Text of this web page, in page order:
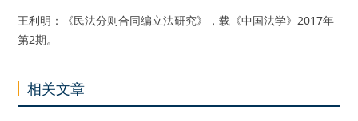
王利明：《民法分则合同编立法研究》，载《中国法学》2017年
第2期。
相关文章